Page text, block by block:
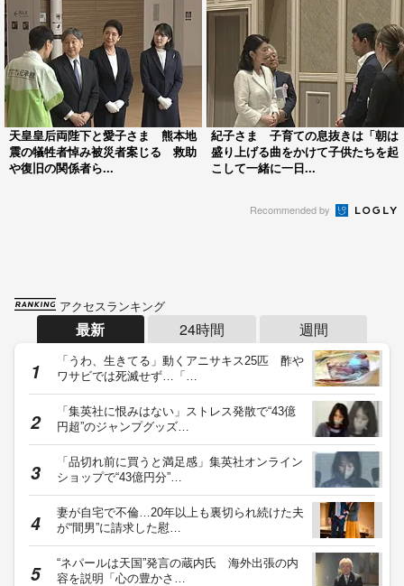
天皇皇后両陛下と愛子さま 熊本地
震の犠牲者悼み被災者案じる 救助
や復旧の関係者ら...
紀子さま 子育ての息抜きは「朝は
盛り上げる曲をかけて子供たちを起
こして一緒に一日...
Recommended by
アクセスランキング
最新 24時間 週間
「うわ、生きてる」動くアニサキス25匹 酢や
ワサビでは死滅せず…「…
「集英社に恨みはない」ストレス発散で“43億
円超”のジャンプグッズ…
「品切れ前に買うと満足感」集英社オンライン
ショップで“43億円分”…
妻が自宅で不倫…20年以上も裏切られ続けた夫
が“間男”に請求した慰…
“ネパールは天国”発言の蔵内氏 海外出張の内
容を説明「心の豊かさ…